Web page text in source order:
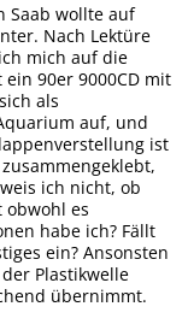
Saab wollte auf
Nach Lektüre
mich auf die
90er 9000CD mit
als
auf, und
ist
ich nicht, ob
obwohl es
habe ich? Fällt
ein? Ansonsten
Plastikwelle
übernimmt.